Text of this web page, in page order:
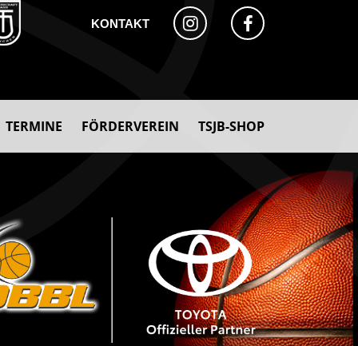
KONTAKT
TERMINE FÖRDERVEREIN TSJB-SHOP